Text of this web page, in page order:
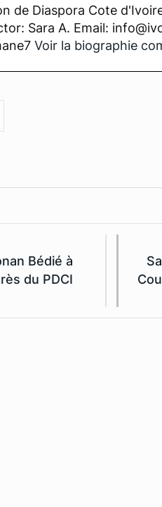
de Diaspora Cote
Sara A. Email:
Voir la biographie
Bédié à
du PDCI